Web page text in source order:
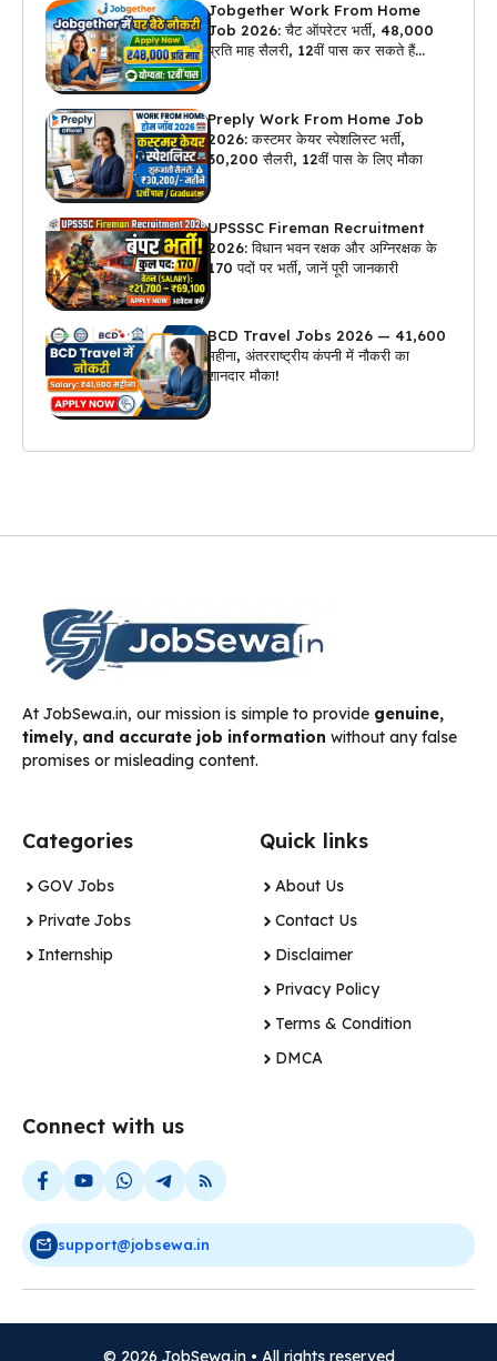
Jobgether Work From Home
Job 2026: चैट ऑपरेटर भर्ती, ₹48,000
प्रति माह सैलरी, 12वीं पास कर सकते हैं
Preply Work From Home Job
2026: कस्टमर केयर स्पेशलिस्ट भर्ती,
₹30,200 सैलरी, 12वीं पास के लिए मौका
UPSSSC Fireman Recruitment
2026: विधान भवन रक्षक और अग्निरक्षक के
170 पदों पर भर्ती, जानें पूरी जानकारी
BCD Travel Jobs 2026 — ₹41,600
महीना, अंतरराष्ट्रीय कंपनी में नौकरी का
शानदार मौका!
At JobSewa.in, our mission is simple to provide genuine,
timely, and accurate job information without any false
promises or misleading content.
Categories
GOV Jobs
Private Jobs
Internship
Quick links
About Us
Contact Us
Disclaimer
Privacy Policy
Terms & Condition
DMCA
Connect with us
support@jobsewa.in
© 2026 JobSewa.in • All rights reserved